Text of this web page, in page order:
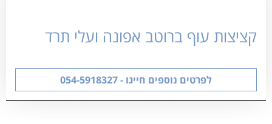
קציצות עוף ברוטב אפונה ועלי תרד
לפרטים נוספים חייגו - 054-5918327